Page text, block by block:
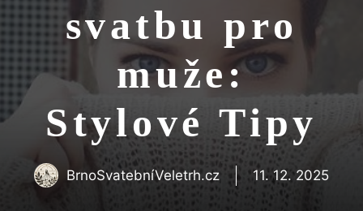
svatbu pro
muže:
Stylové Tipy
BrnoSvatebníVeletrh.cz 11. 12. 2025